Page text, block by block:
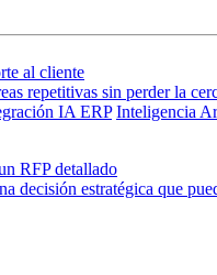
al cliente
repetitivas sin perder la
IA ERP Inteligencia
RFP detallado
decisión estratégica que